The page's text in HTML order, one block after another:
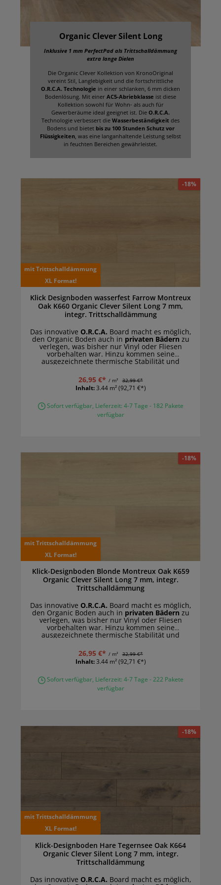
Organic Clever Silent Long
Inklusive 1 mm PerfectPad als Trittschalldämmung
extra lange Dielen
Die Organic Clever Kollektion von KronoOriginal
vereint Stil, Langlebigkeit und die fortschrittliche
O.R.C.A. Technologie in einer schlanken, 6 mm dicken
Bodenlösung. Mit einer AC5-Abriebklasse ist diese
Kollektion sowohl für Wohn- als auch für
Gewerberäume ideal geeignet ist. Die O.R.C.A.
Technologie verbessert die Wasserbeständigkeit des
Bodens und bietet bis zu 100 Stunden Schutz vor
Flüssigkeiten, was eine langanhaltende Leistung selbst
in feuchten Bereichen gewährleistet.
-18%
mit Trittschalldämmung
XL Format!
Klick Designboden wasserfest Farrow Montreux
Oak K660 Organic Clever Silent Long 7 mm,
integr. Trittschalldämmung
Das innovative O.R.C.A. Board macht es möglich,
den Organic Boden auch in privaten Bädern zu
verlegen, was bisher nur Vinyl oder Fliesen
vorbehalten war. Hinzu kommen seine
ausgezeichnete thermische Stabilität und
Wintergärten und Räumen mit
bodentiefen Fensterneine gute Figur macht.
26,95 €* / m² 32,99 €*
Inhalt:3.44 m²(92,71 €*)
Sofort verfügbar, Lieferzeit: 4-7 Tage - 182 Pakete
verfügbar
-18%
mit Trittschalldämmung
XL Format!
Klick-Designboden Blonde Montreux Oak K659
Organic Clever Silent Long 7 mm, integr.
Trittschalldämmung
Das innovative O.R.C.A. Board macht es möglich,
den Organic Boden auch in privaten Bädern zu
verlegen, was bisher nur Vinyl oder Fliesen
vorbehalten war. Hinzu kommen seine
ausgezeichnete thermische Stabilität und
Wintergärten und Räumen mit
bodentiefen Fensterneine gute Figur macht.
26,95 €* / m² 32,99 €*
Inhalt:3.44 m²(92,71 €*)
Sofort verfügbar, Lieferzeit: 4-7 Tage - 222 Pakete
verfügbar
-18%
mit Trittschalldämmung
XL Format!
Klick-Designboden Hare Tegernsee Oak K664
Organic Clever Silent Long 7 mm, integr.
Trittschalldämmung
Das innovative O.R.C.A. Board macht es möglich,